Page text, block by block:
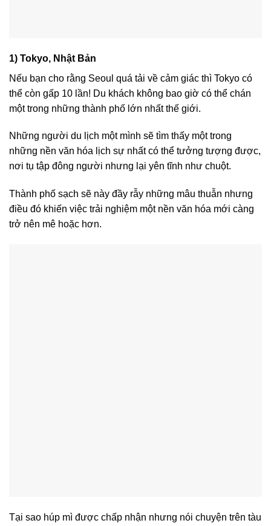
1) Tokyo, Nhật Bản
Nếu bạn cho rằng Seoul quá tải về cảm giác thì Tokyo có
thể còn gấp 10 lần! Du khách không bao giờ có thể chán
một trong những thành phố lớn nhất thế giới.
Những người du lịch một mình sẽ tìm thấy một trong
những nền văn hóa lịch sự nhất có thể tưởng tượng được,
nơi tụ tập đông người nhưng lại yên tĩnh như chuột.
Thành phố sạch sẽ này đầy rẫy những mâu thuẫn nhưng
điều đó khiến việc trải nghiệm một nền văn hóa mới càng
trở nên mê hoặc hơn.
Tại sao húp mì được chấp nhận nhưng nói chuyện trên tàu